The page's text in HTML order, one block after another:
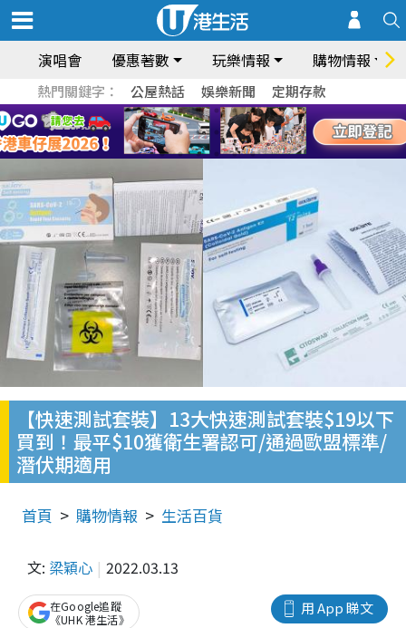
演唱會 優惠著數 玩樂情報 購物情報
熱門關鍵字： 公屋熱話 娛樂新聞 定期存款
【快速測試套裝】13大快速測試套裝$19以下
買到！最平$10獲衛生署認可/通過歐盟標準/
潛伏期適用
首頁 購物情報 生活百貨
文: 梁穎心 2022.03.13
用 App 睇文
在Google追蹤
《UHK 港生活》